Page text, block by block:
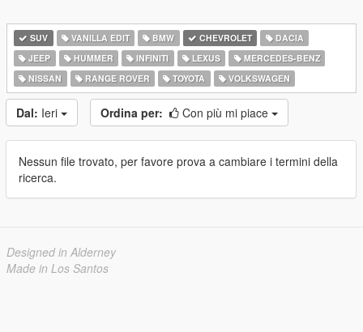
SUV VANILLA EDIT BMW CHEVROLET
DACIA
JEEP
HUMMER INFINITI LEXUS
MERCEDES-BENZ
NISSAN
RANGE ROVER TOYOTA VOLKSWAGEN
Dal: Ieri Ordina per: Con più mi piace
Nessun file trovato, per favore prova a cambiare i termini della
ricerca.
Designed in Alderney
Made in Los Santos